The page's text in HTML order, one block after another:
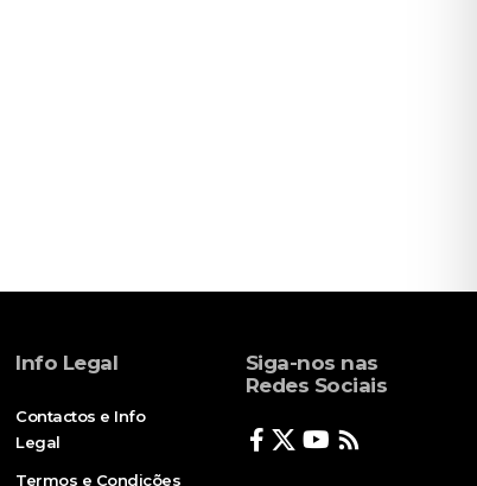
Info Legal
Contactos e Info
Legal
Termos e Condições
Siga-nos nas
Redes Sociais